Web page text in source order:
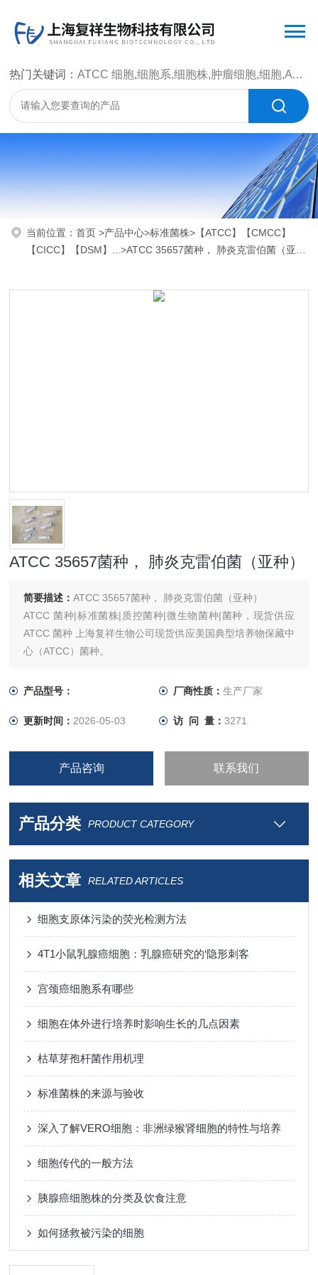
热门关键词：ATCC 细胞,细胞系,细胞株,肿瘤细胞,细胞,ATCC 菌种，CMCC 菌种，标准菌株，质控菌种，微生物菌种，菌株，菌种
当前位置：首页>产品中心>标准菌株> 【ATCC】【CMCC】
【CICC】【DSM】...>ATCC 35657菌种， 肺炎克雷伯菌（亚
ATCC 35657菌种， 肺炎克雷伯菌（亚种）
简要描述：ATCC 35657菌种， 肺炎克雷伯菌（亚种）
ATCC 菌种|标准菌株|质控菌种|微生物菌种|菌种，现货供应
ATCC 菌种 上海复祥生物公司现货供应美国典型培养物保藏中
心（ATCC）菌种。
产品型号： 厂商性质： 生产厂家
更新时间： 2026-05-03 访 问 量： 3271
产品咨询 联系我们
产品分类 PRODUCT CATEGORY
相关文章 RELATED ARTICLES
细胞支原体污染的荧光检测方法
4T1小鼠乳腺癌细胞：乳腺癌研究的‘隐形刺客
宫颈癌细胞系有哪些
细胞在体外进行培养时影响生长的几点因素
枯草芽孢杆菌作用机理
标准菌株的来源与验收
深入了解VERO细胞：非洲绿猴肾细胞的特性与培养
细胞传代的一般方法
胰腺癌细胞株的分类及饮食注意
如何拯救被污染的细胞